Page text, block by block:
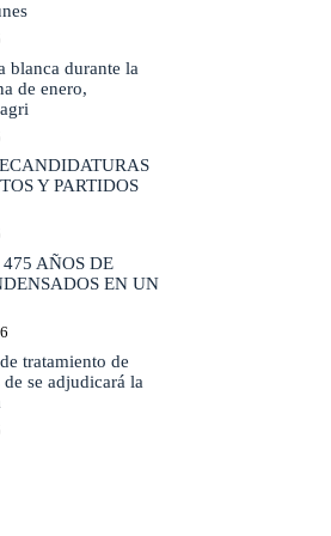
blanca durante la
de enero,
Y PARTIDOS
AÑOS DE
EN UN
tratamiento de
se adjudicará la